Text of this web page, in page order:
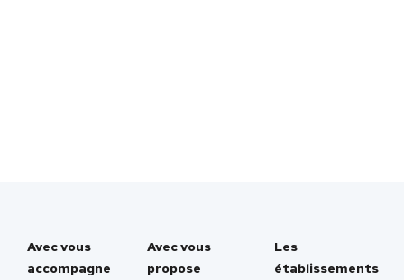
Avec vous
accompagne
Avec vous
propose
Les
établissements